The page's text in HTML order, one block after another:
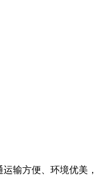
运输方便、环境优美，